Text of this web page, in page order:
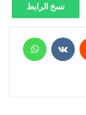
نسخ الرابط